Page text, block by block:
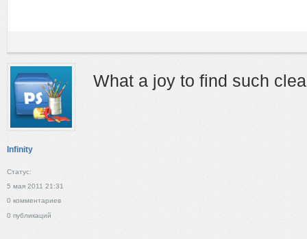
Infinity
Статус:
5 мая 2011 21:31
0 комментариев
0 публикаций
What a joy to find such